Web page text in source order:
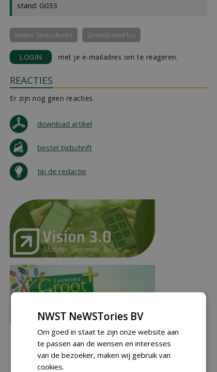
stand: G033
Weber Stekcultures GrootGroenPlus
LOGIN met je e-mailadres om te reageren.
REACTIES
Er zijn nog geen reacties.
download artikel
bestel tijdschrift
tip de redactie
NWST NeWSTories BV
Om goed in staat te zijn onze website aan
te passen aan de wensen en interesses
van de bezoeker, maken wij gebruik van
cookies.